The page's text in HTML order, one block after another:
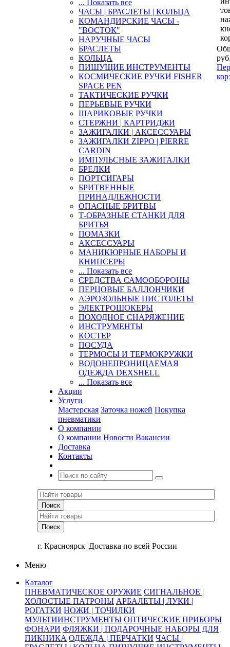
... Показать все
ЧАСЫ | БРАСЛЕТЫ | КОЛЬЦА
КОМАНДИРСКИЕ ЧАСЫ -
"ВОСТОК"
НАРУЧНЫЕ ЧАСЫ
БРАСЛЕТЫ
КОЛЬЦА
ПИШУЩИЕ ИНСТРУМЕНТЫ
КОСМИЧЕСКИЕ РУЧКИ FISHER
SPACE PEN
ТАКТИЧЕСКИЕ РУЧКИ
ПЕРЬЕВЫЕ РУЧКИ
ШАРИКОВЫЕ РУЧКИ
СТЕРЖНИ | КАРТРИДЖИ
ЗАЖИГАЛКИ | АКСЕССУАРЫ
ЗАЖИГАЛКИ ZIPPO | PIERRE
CARDIN
ИМПУЛЬСНЫЕ ЗАЖИГАЛКИ
БРЕЛКИ
ПОРТСИГАРЫ
БРИТВЕННЫЕ
ПРИНАДЛЕЖНОСТИ
ОПАСНЫЕ БРИТВЫ
Т-ОБРАЗНЫЕ СТАНКИ ДЛЯ
БРИТЬЯ
ПОМАЗКИ
АКСЕССУАРЫ
МАНИКЮРНЫЕ НАБОРЫ И
КНИПСЕРЫ
... Показать все
СРЕДСТВА САМООБОРОНЫ
ПЕРЦОВЫЕ БАЛЛОНЧИКИ
АЭРОЗОЛЬНЫЕ ПИСТОЛЕТЫ
ЭЛЕКТРОШОКЕРЫ
ПОХОДНОЕ СНАРЯЖЕНИЕ
ИНСТРУМЕНТЫ
КОСТЕР
ПОСУДА
ТЕРМОСЫ И ТЕРМОКРУЖКИ
ВОДОНЕПРОНИЦАЕМАЯ
ОДЕЖДА DEXSHELL
... Показать все
Акции
Услуги
Мастерская Заточка ножей Покупка
пневматики
О компании
О компании Новости Вакансии
Доставка
Контакты
г. Красноярск |Доставка по всей России
Меню
Каталог
ПНЕВМАТИЧЕСКОЕ ОРУЖИЕ СИГНАЛЬНОЕ |
ХОЛОСТЫЕ ПАТРОНЫ АРБАЛЕТЫ | ЛУКИ |
РОГАТКИ НОЖИ | ТОЧИЛКИ
МУЛЬТИИНСТРУМЕНТЫ ОПТИЧЕСКИЕ ПРИБОРЫ
ФОНАРИ ФЛЯЖКИ | ПОДАРОЧНЫЕ НАБОРЫ ДЛЯ
ПИКНИКА ОДЕЖДА | ПЕРЧАТКИ ЧАСЫ |